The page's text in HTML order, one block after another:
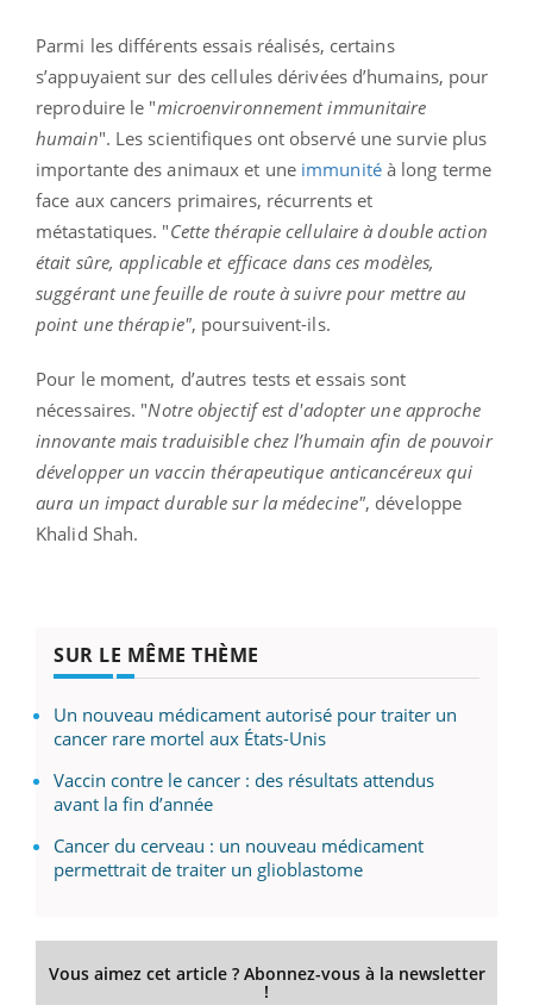
Parmi les différents essais réalisés, certains
s’appuyaient sur des cellules dérivées d’humains, pour
reproduire le "microenvironnement immunitaire
humain". Les scientifiques ont observé une survie plus
importante des animaux et une immunitéà long terme
face aux cancers primaires, récurrents et
métastatiques. "Cette thérapie cellulaire à double action
était sûre, applicable et efficace dans ces modèles,
suggérant une feuille de route à suivre pour mettre au
point une thérapie", poursuivent-ils.
Pour le moment, d’autres tests et essais sont
nécessaires. "Notre objectif est d'adopter une approche
innovante mais traduisible chez l’humain afin de pouvoir
développer un vaccin thérapeutique anticancéreux qui
aura un impact durable sur la médecine", développe
Khalid Shah.
SUR LE MÊME THÈME
Un nouveau médicament autorisé pour traiter un
cancer rare mortel aux États-Unis
Vaccin contre le cancer : des résultats attendus
avant la fin d’année
Cancer du cerveau : un nouveau médicament
permettrait de traiter un glioblastome
Vous aimez cet article ? Abonnez-vous à la newsletter
!